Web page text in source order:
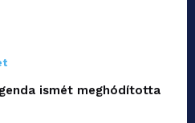
ismét meghódította